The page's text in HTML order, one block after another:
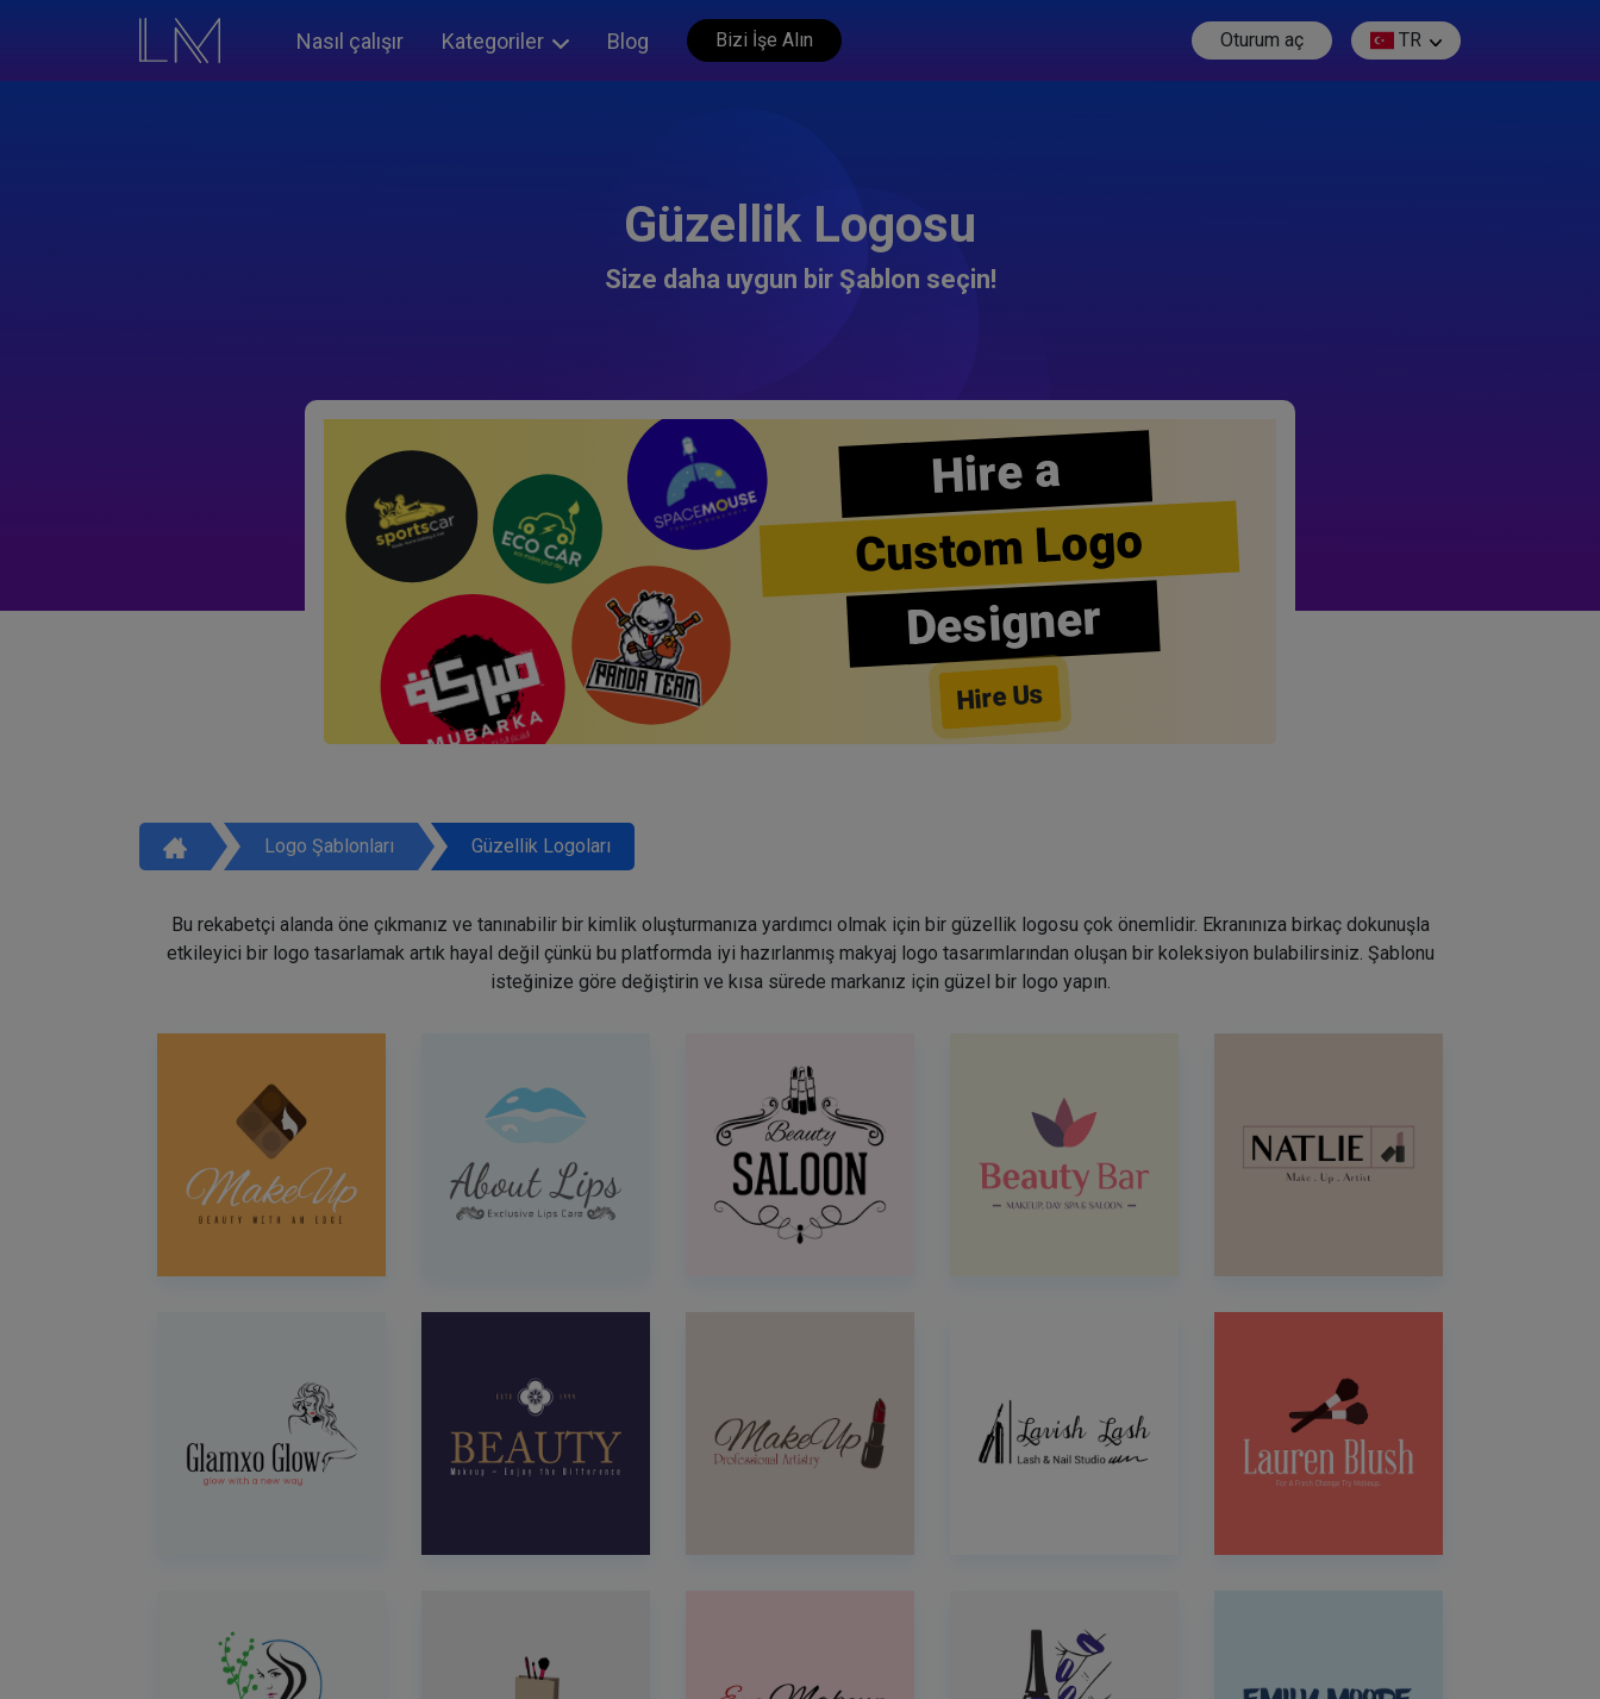
Nasıl çalışır Kategoriler Blog Bizi İşe Alın Oturum aç TR
Güzellik Logosu
Size daha uygun bir Şablon seçin!
Hire a
Custom Logo
Designer
Hire Us
Logo Şablonları Güzellik Logoları
Bu rekabetçi alanda öne çıkmanız ve tanınabilir bir kimlik oluşturmanıza yardımcı olmak için bir güzellik logosu çok önemlidir. Ekranınıza birkaç dokunuşla
etkileyici bir logo tasarlamak artık hayal değil çünkü bu platformda iyi hazırlanmış makyaj logo tasarımlarından oluşan bir koleksiyon bulabilirsiniz. Şablonu
isteğinize göre değiştirin ve kısa sürede markanız için güzel bir logo yapın.